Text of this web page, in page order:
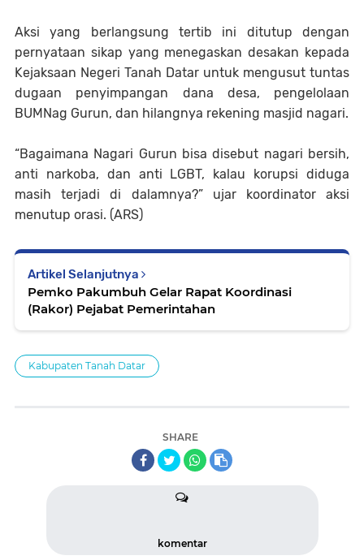
Aksi yang berlangsung tertib ini ditutup dengan
pernyataan sikap yang menegaskan desakan kepada
Kejaksaan Negeri Tanah Datar untuk mengusut tuntas
dugaan penyimpangan dana desa, pengelolaan
BUMNag Gurun, dan hilangnya rekening masjid nagari.
“Bagaimana Nagari Gurun bisa disebut nagari bersih,
anti narkoba, dan anti LGBT, kalau korupsi diduga
masih terjadi di dalamnya?” ujar koordinator aksi
menutup orasi. (ARS)
Artikel Selanjutnya
Pemko Pakumbuh Gelar Rapat Koordinasi
(Rakor) Pejabat Pemerintahan
Kabupaten Tanah Datar
SHARE
komentar